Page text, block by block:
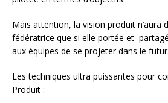
Mais attention, la vision produit n’aura
fédératrice que si elle portée et
aux équipes de se projeter dans le futur.
Les techniques ultra puissantes pour
Produit :